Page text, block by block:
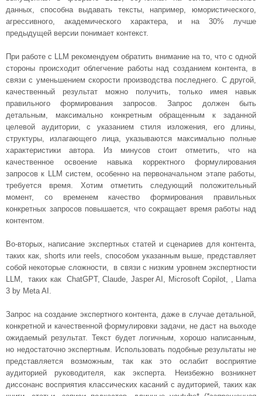
данных, способна выдавать тексты, например, юмористического,
агрессивного, академического характера, и на 30% лучше
предыдущей версии понимает контекст.
При работе с LLM рекомендуем обратить внимание на то, что с одной
стороны происходит облегчение работы над созданием контента, в
связи с уменьшением скорости производства последнего. С другой,
качественный результат можно получить, только имея навык
правильного формирования запросов. Запрос должен быть
детальным, максимально конкретным обращенным к заданной
целевой аудитории, с указанием стиля изложения, его длины,
структуры, излагающего лица, указываются максимально полные
характеристики автора. Из минусов стоит отметить, что на
качественное освоение навыка корректного формулирования
запросов к LLM систем, особенно на первоначальном этапе работы,
требуется время. Хотим отметить следующий положительный
момент, со временем качество формирования правильных
конкретных запросов повышается, что сокращает время работы над
контентом.
Во-вторых, написание экспертных статей и сценариев для контента,
таких как, shorts или reels, способом указанным выше, представляет
собой некоторые сложности, в связи с низким уровнем экспертности
LLM, таких как ChatGPT, Claude, Jasper AI, Microsoft Copilot, , Llama
3 by Meta AI.
Запрос на создание экспертного контента, даже в случае детальной,
конкретной и качественной формулировки задачи, не даст на выходе
ожидаемый результат. Текст будет логичным, хорошо написанным,
но недостаточно экспертным. Использовать подобные результаты не
представляется возможным, так как это ослабит восприятие
аудиторией руководителя, как эксперта. Неизбежно возникнет
диссонанс восприятия классических касаний с аудиторией, таких как